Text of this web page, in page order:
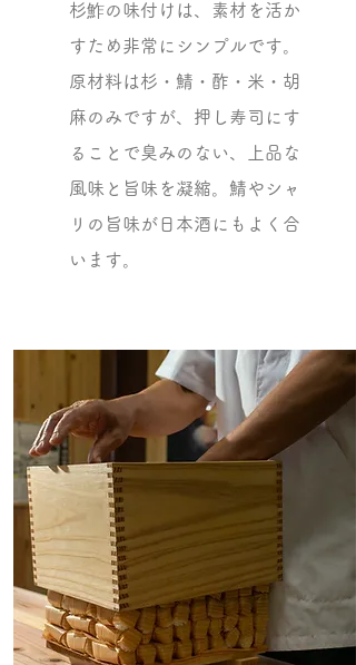
杉鮓の味付けは、素材を活か
すため非常にシンプルです。
原材料は杉・鯖・酢・米・胡
麻のみですが、押し寿司にす
ることで臭みのない、上品な
風味と旨味を凝縮。鯖やシャ
リの旨味が日本酒にもよく合
います。